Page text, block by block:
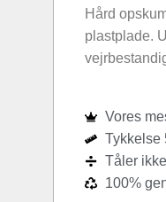
Hård
plastplade.
Vores
Tykkelse
Tåler
100%